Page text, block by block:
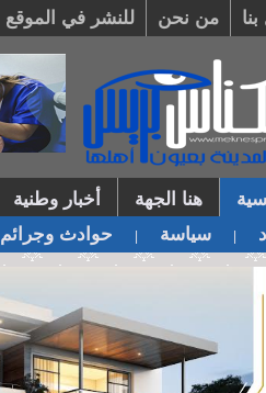
من نحن للنشر في الموقع
سياسة حوادث وجرائم
هنا الجهة أخبار وطنية